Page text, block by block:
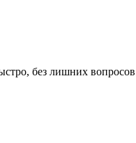
без лишних